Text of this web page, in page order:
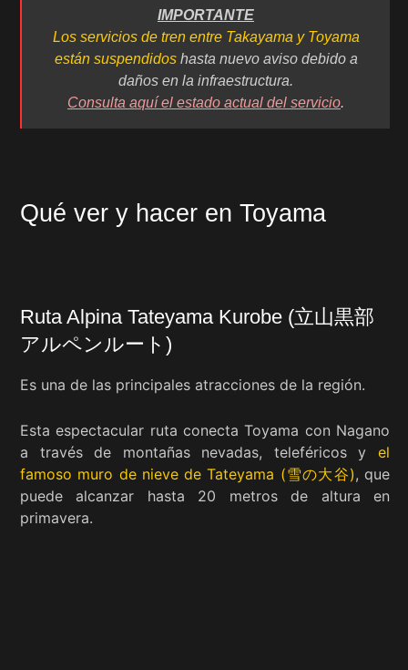
IMPORTANTE
Los servicios de tren entre Takayama y Toyama
están suspendidoshasta nuevo aviso debido a
daños en la infraestructura.
Consulta aquí el estado actual del servicio.
Qué ver y hacer en Toyama
Ruta Alpina Tateyama Kurobe (立山黒部
アルペンルート)
Es una de las principales atracciones de la región.
Esta espectacular ruta conecta Toyama con Nagano
a través de montañas nevadas, teleféricos y el
famoso muro de nieve de Tateyama (雪の大谷), que
puede alcanzar hasta 20 metros de altura en
primavera.